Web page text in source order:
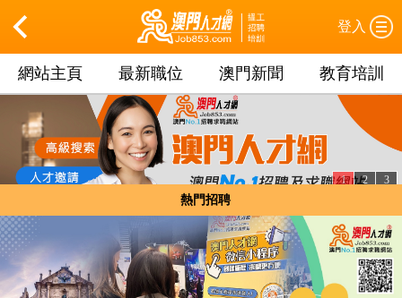
登入
網站主頁 最新職位 澳門新聞 教育培訓
3
2
1
熱門招聘